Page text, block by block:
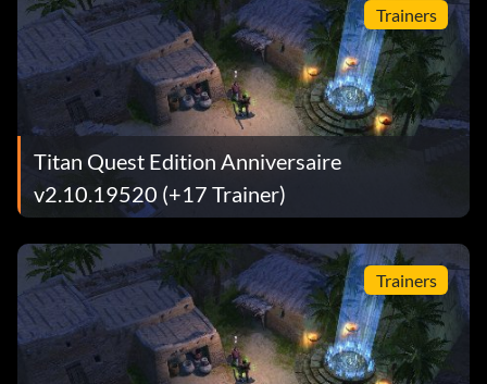
Trainers
Titan Quest Edition Anniversaire
v2.10.19520 (+17 Trainer)
Trainers